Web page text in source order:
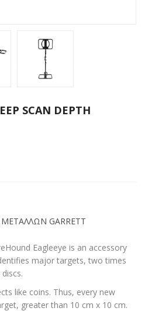
SCAN DEPTH
GARRETT
Eagleeye is an accessory
major targets, two times
like coins. Thus, every new
greater than 10 cm x 10 cm.